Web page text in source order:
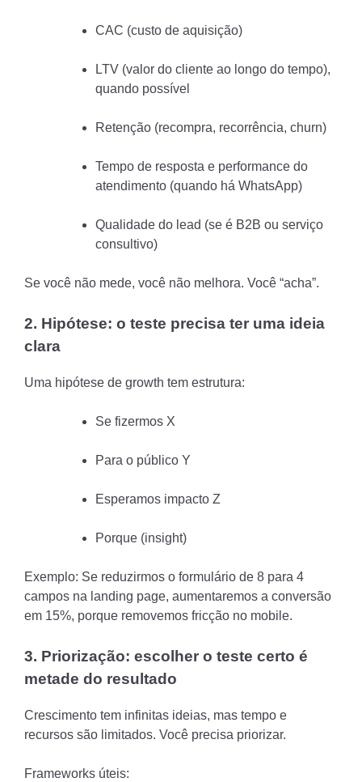
CAC (custo de aquisição)
LTV (valor do cliente ao longo do tempo),
quando possível
Retenção (recompra, recorrência, churn)
Tempo de resposta e performance do
atendimento (quando há WhatsApp)
Qualidade do lead (se é B2B ou serviço
consultivo)
Se você não mede, você não melhora. Você “acha”.
2. Hipótese: o teste precisa ter uma ideia
clara
Uma hipótese de growth tem estrutura:
Se fizermos X
Para o público Y
Esperamos impacto Z
Porque (insight)
Exemplo: Se reduzirmos o formulário de 8 para 4
campos na landing page, aumentaremos a conversão
em 15%, porque removemos fricção no mobile.
3. Priorização: escolher o teste certo é
metade do resultado
Crescimento tem infinitas ideias, mas tempo e
recursos são limitados. Você precisa priorizar.
Frameworks úteis: